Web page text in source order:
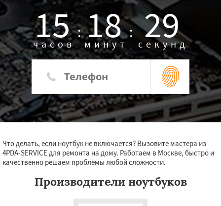
15 :
часов 18 :
минут 28
секунд
Что делать, если ноутбук не включается? Вызовите мастера из
4PDA-SERVICE для ремонта на дому. Работаем в Москве, быстро и
качественно решаем проблемы любой сложности.
Производители ноутбуков